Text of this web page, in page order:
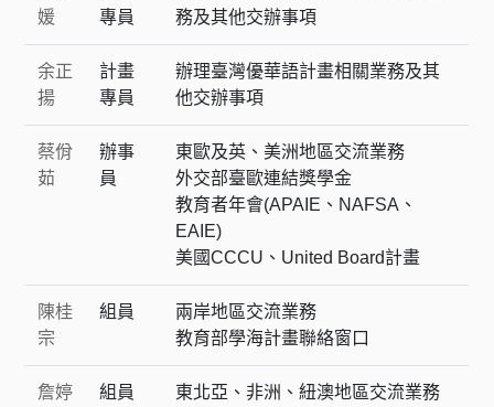
媛
專員
務及其他交辦事項
余正
揚
計畫
專員
辦理臺灣優華語計畫相關業務及其
他交辦事項
蔡佾
茹
辦事
員
東歐及英、美洲地區交流業務
外交部臺歐連結獎學金
教育者年會(APAIE、NAFSA、
EAIE)
美國CCCU、United Board計畫
陳桂
宗
組員
兩岸地區交流業務
教育部學海計畫聯絡窗口
詹婷 組員 東北亞、非洲、紐澳地區交流業務